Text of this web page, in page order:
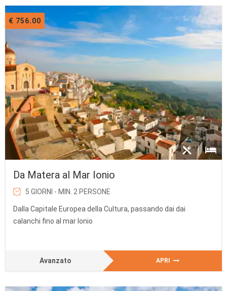
€ 756.00
Da Matera al Mar Ionio
5 GIORNI - MIN. 2 PERSONE
Dalla Capitale Europea della Cultura, passando dai dai
calanchi fino al mar Ionio
Avanzato APRI